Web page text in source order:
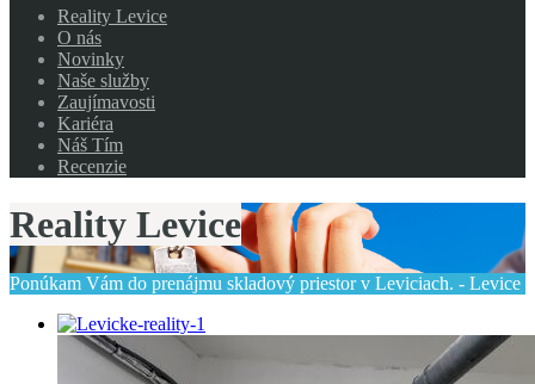
Reality Levice
O nás
Novinky
Naše služby
Zaujímavosti
Kariéra
Náš Tím
Recenzie
Reality Levice
Ponúkam Vám do prenájmu skladový priestor v Leviciach. - Levice